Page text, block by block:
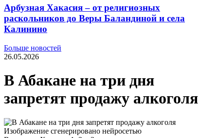
Арбузная Хакасия – от религиозных
раскольников до Веры Баландиной и села
Калинино
Больше новостей
26.05.2026
В Абакане на три дня
запретят продажу алкоголя
Изображение сгенерировано нейросетью